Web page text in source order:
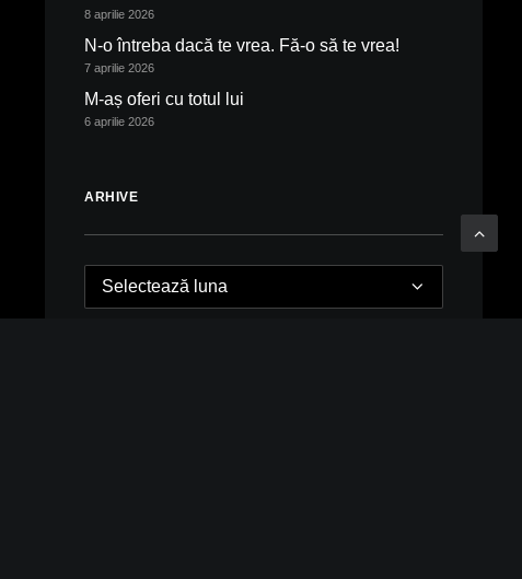
8 aprilie 2026
N-o întreba dacă te vrea. Fă-o să te vrea!
7 aprilie 2026
M-aș oferi cu totul lui
6 aprilie 2026
ARHIVE
Arhive